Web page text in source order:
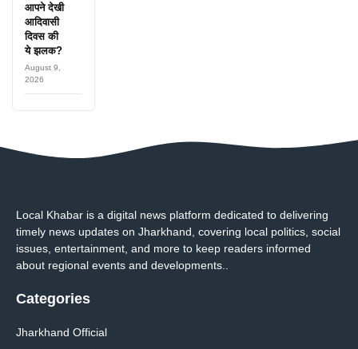
आपने देखी
आदिवासी
दिवस की
ये झलक?
August 9,
2026
Local Khabar is a digital news platform dedicated to delivering
timely news updates on Jharkhand, covering local politics, social
issues, entertainment, and more to keep readers informed
about regional events and developments..
Categories
Jharkhand Official